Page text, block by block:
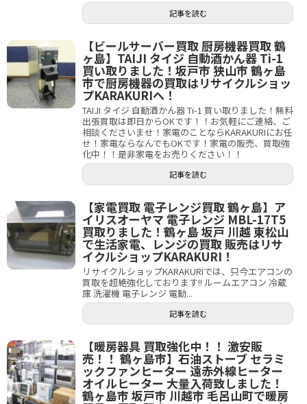
記事を読む
【ビールサーバー買取 厨房機器買取 鶴
ヶ島】TAIJI タイジ 自動酒かん器 Ti-1
買い取りました！坂戸市 狭山市 鶴ヶ島
市で厨房機器の買取はリサイクルショッ
プKARAKURIへ！
TAIJI タイジ 自動酒かん器 Ti-1 買い取りました！無料
出張買取は即日からOKです！！お気軽にご連絡、ご
相談くださいませ！家電のことならKARAKURIにお任
せ！家電ならなんでもOKです！家電の販売、買取強
化中！！是非家電をお売りください！！
記事を読む
【家電買取 電子レンジ買取 鶴ヶ島】ア
イリスオーヤマ 電子レンジ MBL-17T5
買取りました！鶴ヶ島 坂戸 川越 東松山
で生活家電、レンジの買取 販売はリサ
イクルショップKARAKURI！
リサイクルショップKARAKURIでは、只今エアコンの
買取を超絶強化しております!! ルームエアコン 冷蔵
庫 洗濯機 電子レンジ 電動...
記事を読む
【暖房器具 買取強化中！！ 激安販
売！！ 鶴ヶ島市】石油ストーブ セラミ
ックファンヒーター 遠赤外線ヒーター
オイルヒーター 大量入荷致しました！
鶴ヶ島市 坂戸市 川越市 毛呂山町で暖房